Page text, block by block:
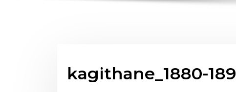
kagithane_1880-